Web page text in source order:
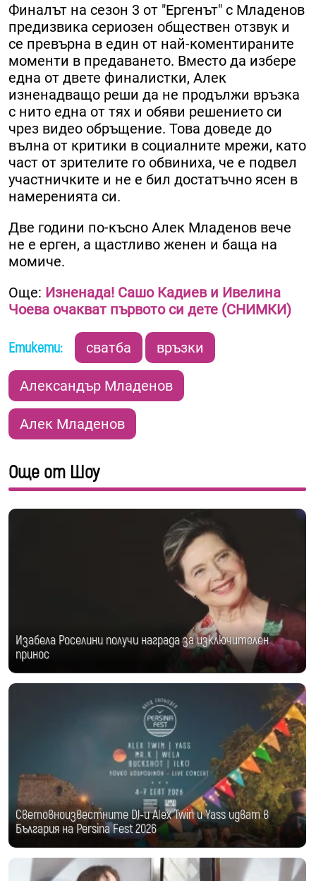
Финалът на сезон 3 от "Ергенът" с Младенов
предизвика сериозен обществен отзвук и
се превърна в един от най-коментираните
моменти в предаването. Вместо да избере
една от двете финалистки, Алек
изненадващо реши да не продължи връзка
с нито една от тях и обяви решението си
чрез видео обръщение. Това доведе до
вълна от критики в социалните мрежи, като
част от зрителите го обвиниха, че е подвел
участничките и не е бил достатъчно ясен в
намеренията си.
Две години по-късно Алек Младенов вече
не е ерген, а щастливо женен и баща на
момиче.
Още: Изненада! Сашо Кадиев и Ивелина
Чоева очакват първото си дете (СНИМКИ)
Етикети: сватба връзки
Александър Младенов
Алек Младенов
Още от Шоу
Изабела Роселини получи награда за изключителен
принос
Световноизвестните DJ-и Alex Twin и Yass идват в
България на Persina Fest 2026